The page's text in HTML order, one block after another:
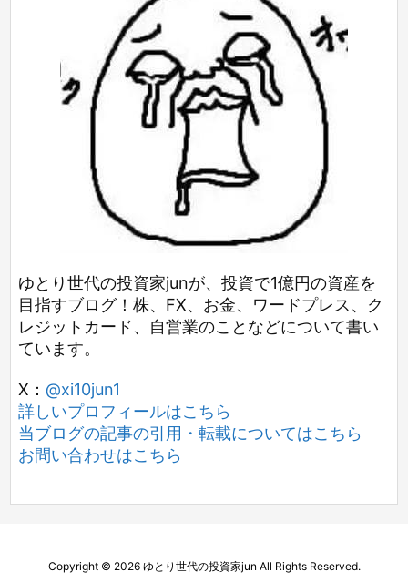
ゆとり世代の投資家junが、投資で1億円の資産を
目指すブログ！株、FX、お金、ワードプレス、ク
レジットカード、自営業のことなどについて書い
ています。
X： @xi10jun1
詳しいプロフィールはこちら
当ブログの記事の引用・転載についてはこちら
お問い合わせはこちら
Copyright © 2026 ゆとり世代の投資家jun All Rights Reserved.